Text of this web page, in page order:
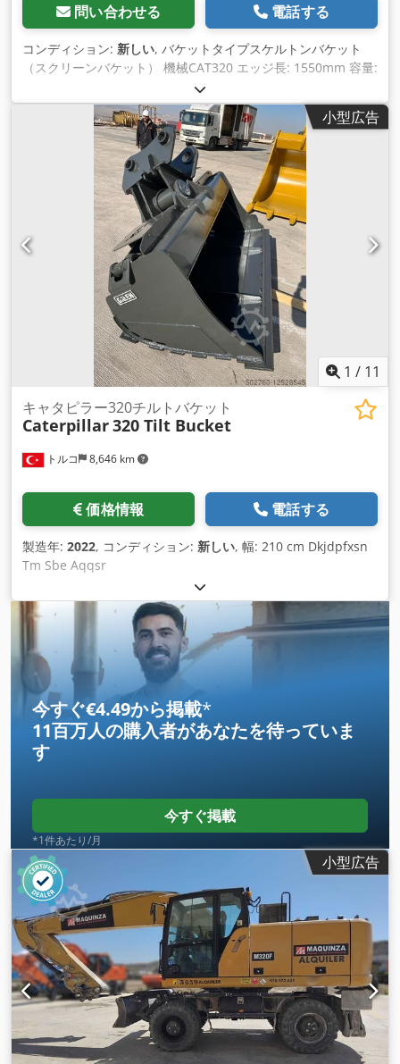
問い合わせる 電話する
コンディション: 新しい, バケットタイプスケルトンバケット
（スクリーンバケット） 機械CAT320 エッジ長: 1550mm 容量:
1.35m^3 Dksdpotqyvgofx Aqqsr 詳細及びお問い合わせはこち
らまで
小型広告
1 / 11
トルコ 8,646 km
キャタピラー320チルトバケット
Caterpillar320 Tilt Bucket
価格情報 電話する
製造年: 2022, コンディション: 新しい, 幅: 210 cm Dkjdpfxsn
Tm Sbe Aqqsr
今すぐ€4.49から掲載*
11百万人の購入者があなたを待っていま
す
今すぐ掲載
*1件あたり/月
小型広告